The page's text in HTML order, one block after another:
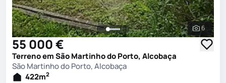
Ver
6
55 000 €
Terreno em São Martinho do Porto, Alcobaça
São Martinho do Porto, Alcobaça
422m2